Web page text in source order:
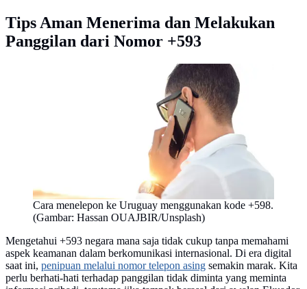
Tips Aman Menerima dan Melakukan
Panggilan dari Nomor +593
Cara menelepon ke Uruguay menggunakan kode +598.
(Gambar: Hassan OUAJBIR/Unsplash)
Mengetahui +593 negara mana saja tidak cukup tanpa memahami
aspek keamanan dalam berkomunikasi internasional. Di era digital
saat ini, penipuan melalui nomor telepon asing semakin marak. Kita
perlu berhati-hati terhadap panggilan tidak diminta yang meminta